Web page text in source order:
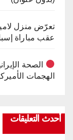
تعرّض منزل
عقب مباراة
الهجمات
أحدث التعليقات